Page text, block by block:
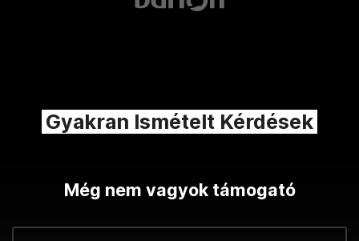
Gyakran Ismételt Kérdések
Még nem vagyok támogató